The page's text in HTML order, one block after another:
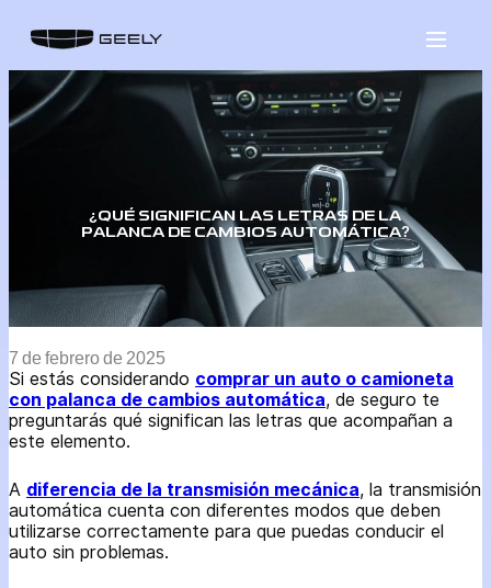
¿QUÉ SIGNIFICAN LAS LETRAS DE LA
PALANCA DE CAMBIOS AUTOMÁTICA?
7 de febrero de 2025
Si estás considerando comprar un auto o camioneta
con palanca de cambios automática, de seguro te
preguntarás qué significan las letras que acompañan a
este elemento.
A diferencia de la transmisión mecánica, la transmisión
automática cuenta con diferentes modos que deben
utilizarse correctamente para que puedas conducir el
auto sin problemas.